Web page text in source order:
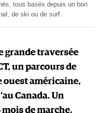
tous basés depuis un bon
de ski ou de surf.
grande traversée
un parcours de
ouest américaine,
Canada. Un
mois de marche,